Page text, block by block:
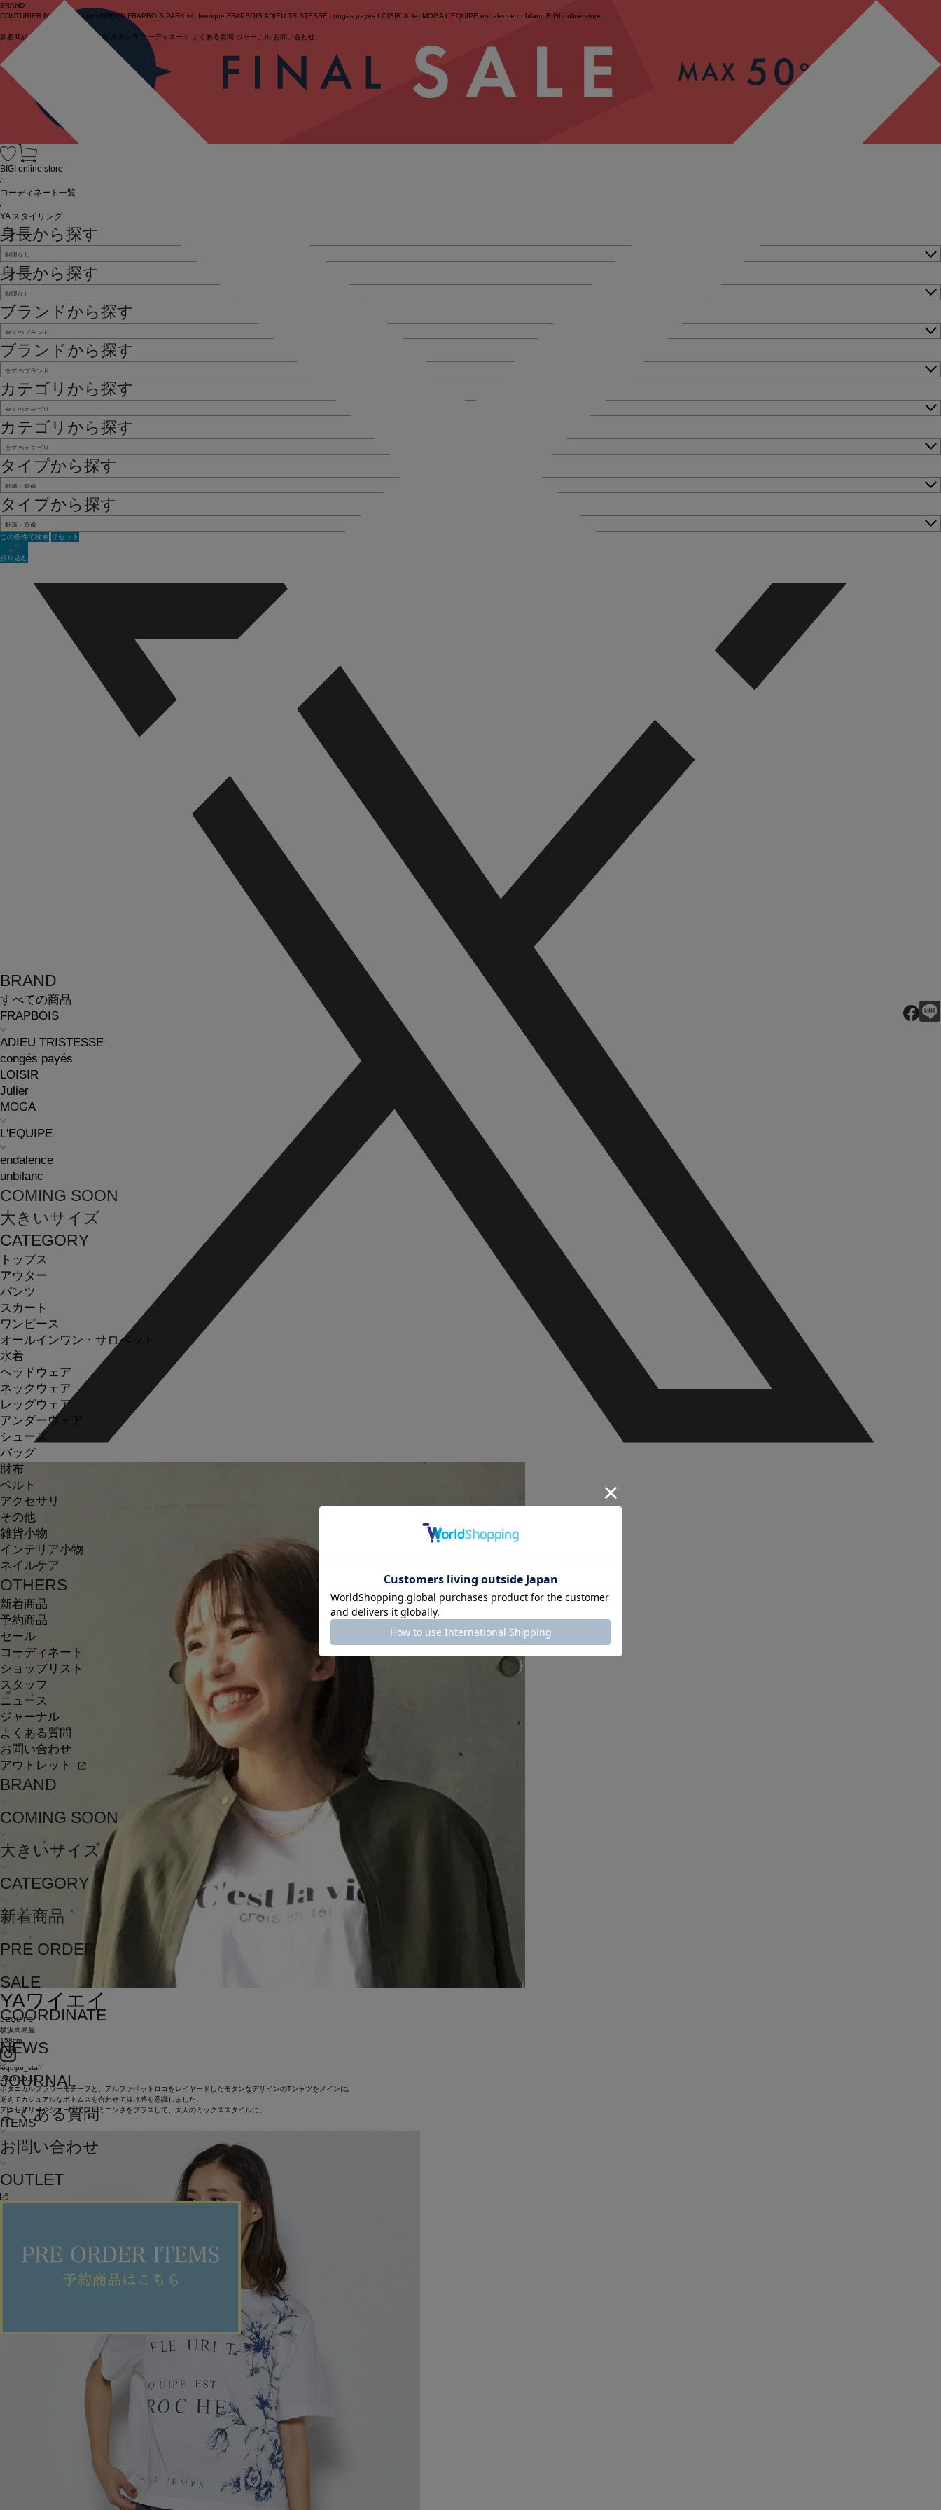
BRAND
COUTURIER MOGA Collection GREEN FRAPBOIS PARK wb feerique FRAPBOIS ADIEU TRISTESSE congés payés LOISIR Julier MOGA L'EQUIPE endalence unbilanc BIGI online store
新着商品 (ライブ) セール スタッフ コーディネート よくある質問 ジャーナル お問い合わせ
BRAND
すべての商品
FRAPBOIS
ADIEU TRISTESSE
congés payés
LOISIR
Julier
MOGA
L'EQUIPE
endalence
unbilanc
COMING SOON
大きいサイズ
CATEGORY
トップス
アウター
パンツ
スカート
ワンピース
オールインワン・サロペット
水着
ヘッドウェア
ネックウェア
レッグウェア
アンダーウェア
シューズ
バッグ
財布
ベルト
アクセサリ
その他
雑貨小物
インテリア小物
ネイルケア
OTHERS
新着商品
予約商品
セール
コーディネート
ショップリスト
スタッフ
ニュース
ジャーナル
よくある質問
お問い合わせ
アウトレット
BRAND
COMING SOON
大きいサイズ
CATEGORY
新着商品
PRE ORDER
SALE
COORDINATE
NEWS
JOURNAL
よくある質問
お問い合わせ
OUTLET
BIGI online store
/
コーディネート一覧
/
YA スタイリング
身長から探す
身長から探す
ブランドから探す
ブランドから探す
カテゴリから探す
カテゴリから探す
タイプから探す
タイプから探す
この条件で検索 リセット
絞り込む
YAワイエイ
L'EQUIPE
横浜高島屋
158cm
lequipe_staff
2026.05.14
ボタニカルフラワーモチーフと、アルファベットロゴをレイヤードしたモダンなデザインのTシャツをメインに。
あえてカジュアルなボトムスを合わせて抜け感を意識しました。
アクセサリーやシューズでフェミニンさをプラスして、大人のミックススタイルに。
ITEMS